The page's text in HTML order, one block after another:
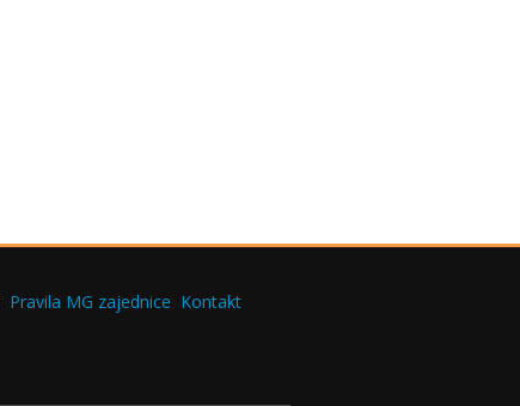
Pravila MG zajednice Kontakt